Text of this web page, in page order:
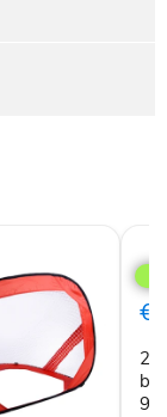
in
blau
up-
2x